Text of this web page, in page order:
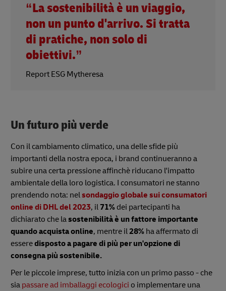
“La sostenibilità è un viaggio,
non un punto d'arrivo. Si tratta
di pratiche, non solo di
obiettivi.”
Report ESG Mytheresa
Un futuro più verde
Con il cambiamento climatico, una delle sfide più
importanti della nostra epoca, i brand continueranno a
subire una certa pressione affinchè riducano l'impatto
ambientale della loro logistica. I consumatori ne stanno
prendendo nota: nelsondaggio globale sui consumatori
online di DHL del 2023, il 71% dei partecipanti ha
dichiarato che lasostenibilità è un fattore importante
quando acquista online, mentre il28% ha affermato di
esseredisposto a pagare di più per un'opzione di
consegna più sostenibile.
Per le piccole imprese, tutto inizia con un primo passo - che
sia passare ad imballaggi ecologici o implementare una